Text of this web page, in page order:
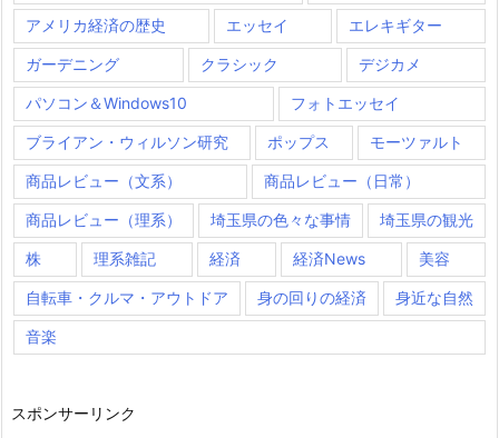
アメリカ経済の歴史 エッセイ エレキギター
ガーデニング クラシック デジカメ
パソコン＆Windows10 フォトエッセイ
ブライアン・ウィルソン研究 ポップス モーツァルト
商品レビュー（文系） 商品レビュー（日常）
商品レビュー（理系） 埼玉県の色々な事情 埼玉県の観光
株 理系雑記 経済 経済News 美容
自転車・クルマ・アウトドア 身の回りの経済 身近な自然
音楽
スポンサーリンク